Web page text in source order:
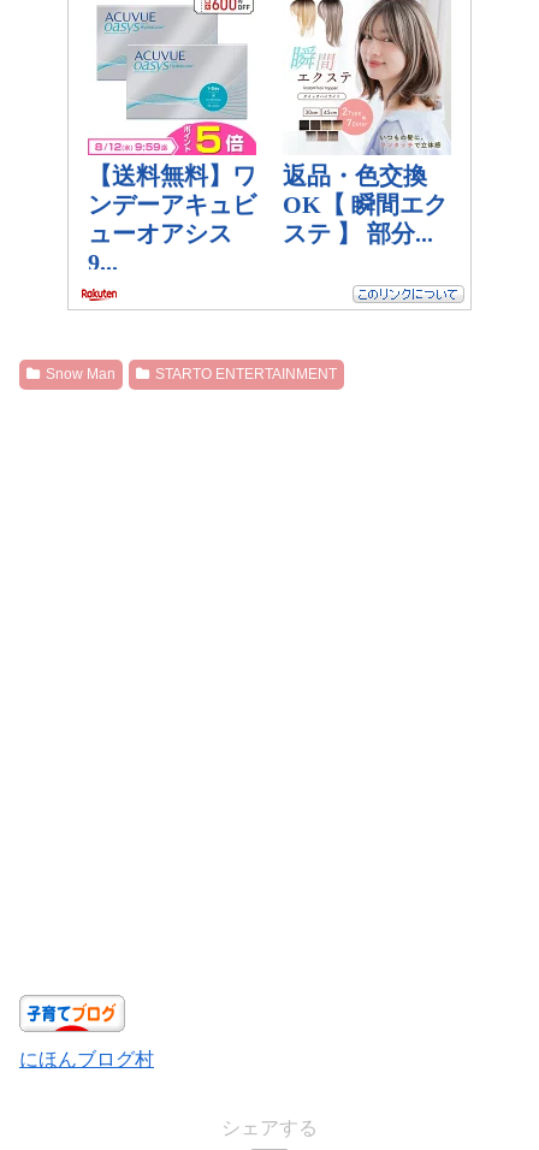
Snow Man STARTO ENTERTAINMENT
にほんブログ村
シェアする